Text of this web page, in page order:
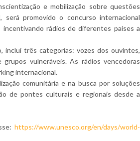
e mobilização sobre questões
será promovido o concurso internacional
incentivando rádios de diferentes países a
inclui três categorias: vozes dos ouvintes,
vulneráveis. As rádios vencedoras
internacional.
comunitária e na busca por soluções
de pontes culturais e regionais desde a
https://www.unesco.org/en/days/world-